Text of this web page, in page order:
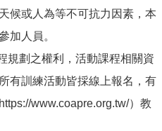
候或人為等不可抗力因素，本
加人員。
規劃之權利，活動課程相關資
有訓練活動皆採線上報名，有
www.coapre.org.tw/）教